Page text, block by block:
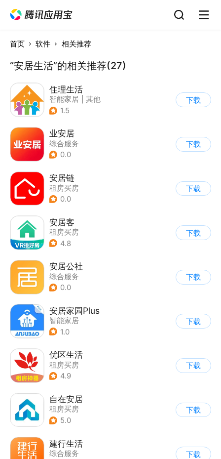
首页 软件 相关推荐
“安居生活”的相关推荐(27)
住理生活
智能家居
其他
1.5
下载
业安居
综合服务
0.0
下载
安居链
租房买房
0.0
下载
安居客
租房买房
4.8
下载
安居公社
综合服务
0.0
下载
安居家园Plus
智能家居
1.0
下载
优区生活
租房买房
4.9
下载
自在安居
租房买房
5.0
下载
建行生活
综合服务
下载